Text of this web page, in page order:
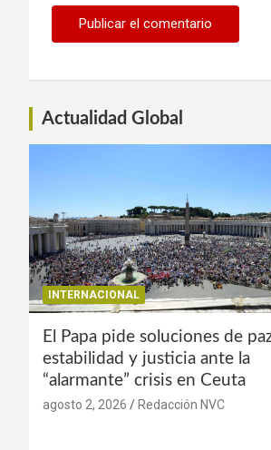
Actualidad Global
INTERNACIONAL
El Papa pide soluciones de
estabilidad y justicia ante la
“alarmante” crisis en Ceuta
agosto 2, 2026 Redacción NVC